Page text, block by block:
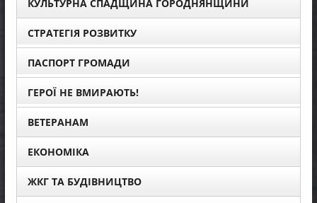
КУЛЬТУРНА СПАДЩИНА ГОРОДНЯНЩИНИ
СТРАТЕГІЯ РОЗВИТКУ
ПАСПОРТ ГРОМАДИ
ГЕРОЇ НЕ ВМИРАЮТЬ!
ВЕТЕРАНАМ
ЕКОНОМІКА
ЖКГ ТА БУДІВНИЦТВО